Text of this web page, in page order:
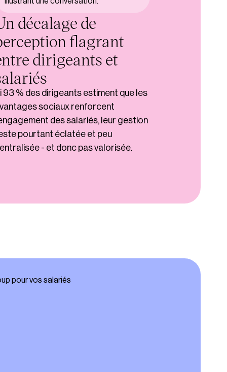
décalage de
flagrant
dirigeants et
93 % des dirigeants estiment que les
sociaux renforcent
des salariés, leur gestion
pourtant éclatée et peu
- et donc pas valorisée.